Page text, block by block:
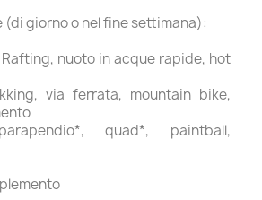
giorno o nel fine settimana):
nuoto in acque rapide, hot
via ferrata, mountain bike,
quad*, paintball,